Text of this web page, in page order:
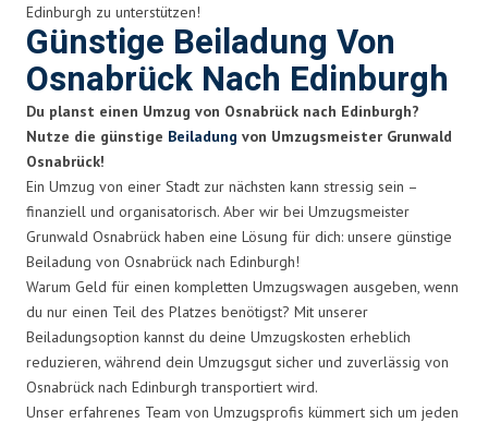
Edinburgh zu unterstützen!
Günstige Beiladung Von
Osnabrück Nach Edinburgh
Du planst einen Umzug von Osnabrück nach Edinburgh?
Nutze die günstige Beiladung von Umzugsmeister Grunwald
Osnabrück!
Ein Umzug von einer Stadt zur nächsten kann stressig sein –
finanziell und organisatorisch. Aber wir bei Umzugsmeister
Grunwald Osnabrück haben eine Lösung für dich: unsere günstige
Beiladung von Osnabrück nach Edinburgh!
Warum Geld für einen kompletten Umzugswagen ausgeben, wenn
du nur einen Teil des Platzes benötigst? Mit unserer
Beiladungsoption kannst du deine Umzugskosten erheblich
reduzieren, während dein Umzugsgut sicher und zuverlässig von
Osnabrück nach Edinburgh transportiert wird.
Unser erfahrenes Team von Umzugsprofis kümmert sich um jeden